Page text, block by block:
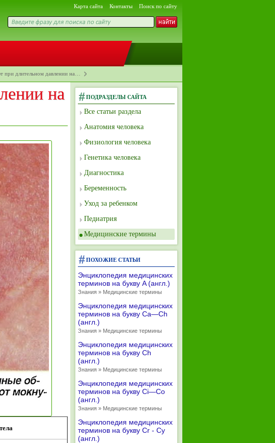
Карта сайта Контакты Поиск по сайту
при длительном давлении на…
на
ПОДРАЗДЕЛЫ САЙТА
Все статьи раздела
Анатомия человека
Физиология человека
Генетика человека
Диагностика
Беременность
Уход за ребенком
Педиатрия
Медицинские термины
ПОХОЖИЕ СТАТЬИ
Энциклопедия медицинских
терминов на букву A (англ.)
Знания » Медицинские термины
Энциклопедия медицинских
терминов на букву Ca—Ch
(англ.)
Знания » Медицинские термины
Энциклопедия медицинских
терминов на букву Ch
(англ.)
Знания » Медицинские термины
Энциклопедия медицинских
терминов на букву Ci—Co
(англ.)
Знания » Медицинские термины
Энциклопедия медицинских
терминов на букву Cr - Cy
(англ.)